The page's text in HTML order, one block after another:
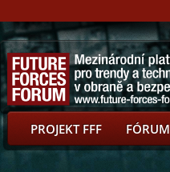
PROJEKT FFF FÓRUM